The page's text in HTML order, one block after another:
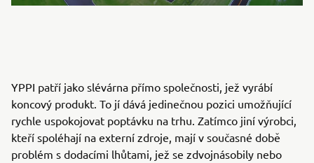
YPPI patří jako slévárna přímo společnosti, jež vyrábí
koncový produkt. To jí dává jedinečnou pozici umožňující
rychle uspokojovat poptávku na trhu. Zatímco jiní výrobci,
kteří spoléhají na externí zdroje, mají v současné době
problém s dodacími lhůtami, jež se zdvojnásobily nebo